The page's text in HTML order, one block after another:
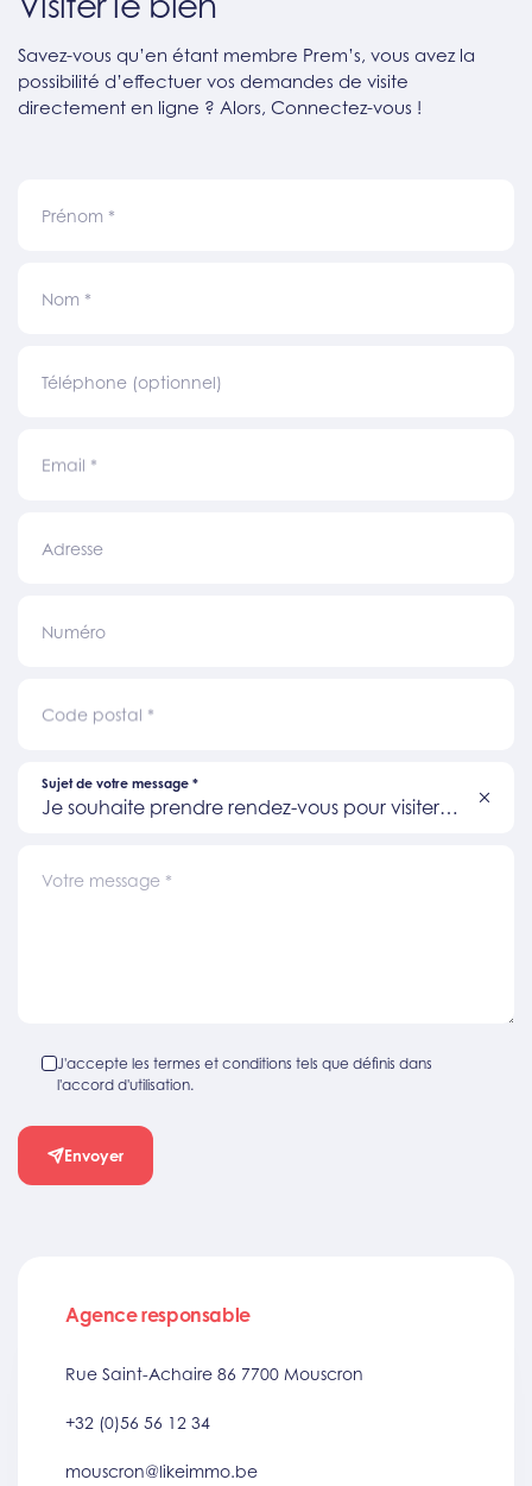
Savez-vous qu’en étant membre Prem’s, vous avez la
possibilité d’effectuer vos demandes de visite
directement en ligne ? Alors, Connectez-vous !
Prénom *
Nom *
Téléphone (optionnel)
Email *
Adresse
Numéro
Code postal *
Sujet de votre message *
Je souhaite prendre rendez-vous pour visiter
Votre message *
J'accepte les termes et conditions tels que définis dans
l'accord d'utilisation.
Envoyer
Agence responsable
Rue Saint-Achaire 86 7700 Mouscron
+32 (0)56 56 12 34
mouscron@likeimmo.be